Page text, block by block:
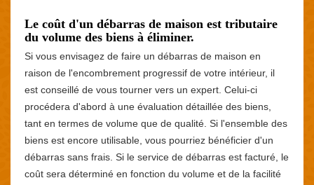
Le coût d'un débarras de maison est tributaire
du volume des biens à éliminer.
Si vous envisagez de faire un débarras de maison en
raison de l'encombrement progressif de votre intérieur, il
est conseillé de vous tourner vers un expert. Celui-ci
procédera d'abord à une évaluation détaillée des biens,
tant en termes de volume que de qualité. Si l'ensemble des
biens est encore utilisable, vous pourriez bénéficier d'un
débarras sans frais. Si le service de débarras est facturé, le
coût sera déterminé en fonction du volume et de la facilité